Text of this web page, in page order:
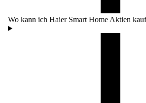
Wo kann ich Haier Smart Home Aktien